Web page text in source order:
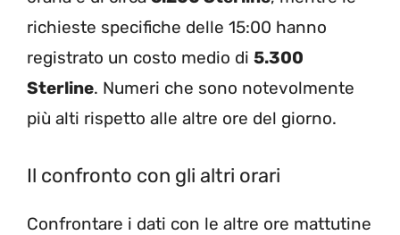
richieste specifiche delle 15:00 hanno
registrato un costo medio di 5.300
Sterline. Numeri che sono notevolmente
più alti rispetto alle altre ore del giorno.
Il confronto con gli altri orari
Confrontare i dati con le altre ore mattutine